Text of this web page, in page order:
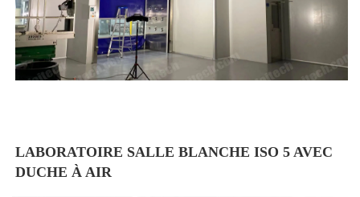
LABORATOIRE SALLE BLANCHE ISO 5 AVEC
DUCHE À AIR